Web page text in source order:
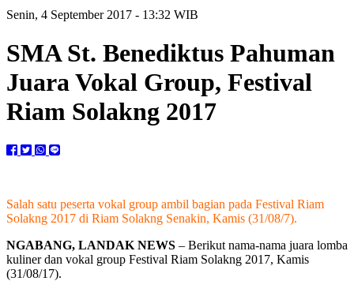
Senin, 4 September 2017 - 13:32 WIB
SMA St. Benediktus Pahuman
Juara Vokal Group, Festival
Riam Solakng 2017
Salah satu peserta vokal group ambil bagian pada Festival Riam
Solakng 2017 di Riam Solakng Senakin, Kamis (31/08/7).
NGABANG, LANDAK NEWS – Berikut nama-nama juara lomba
kuliner dan vokal group Festival Riam Solakng 2017, Kamis
(31/08/17).